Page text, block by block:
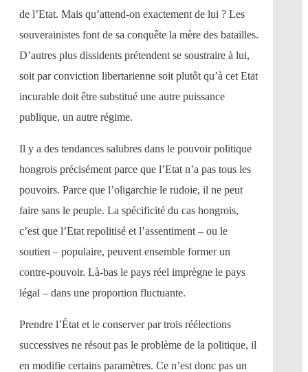
de l’Etat. Mais qu’attend-on exactement de lui ? Les
souverainistes font de sa conquête la mère des batailles.
D’autres plus dissidents prétendent se soustraire à lui,
soit par conviction libertarienne soit plutôt qu’à cet Etat
incurable doit être substitué une autre puissance
publique, un autre régime.
Il y a des tendances salubres dans le pouvoir politique
hongrois précisément parce que l’Etat n’a pas tous les
pouvoirs. Parce que l’oligarchie le rudoie, il ne peut
faire sans le peuple. La spécificité du cas hongrois,
c’est que l’Etat repolitisé et l’assentiment – ou le
soutien – populaire, peuvent ensemble former un
contre-pouvoir. Là-bas le pays réel imprègne le pays
légal – dans une proportion fluctuante.
Prendre l’État et le conserver par trois réélections
successives ne résout pas le problème de la politique, il
en modifie certains paramètres. Ce n’est donc pas un